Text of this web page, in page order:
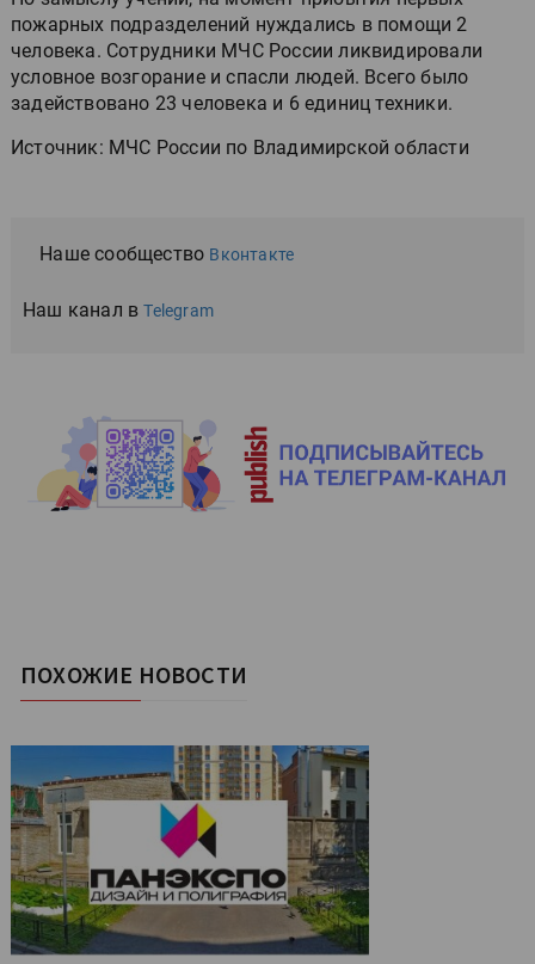
пожарных подразделений нуждались в помощи 2
человека. Сотрудники МЧС России ликвидировали
условное возгорание и спасли людей. Всего было
задействовано 23 человека и 6 единиц техники.
Источник: МЧС России по Владимирской области
Наше сообщество Вконтакте
Наш канал вTelegram
ПОХОЖИЕ НОВОСТИ